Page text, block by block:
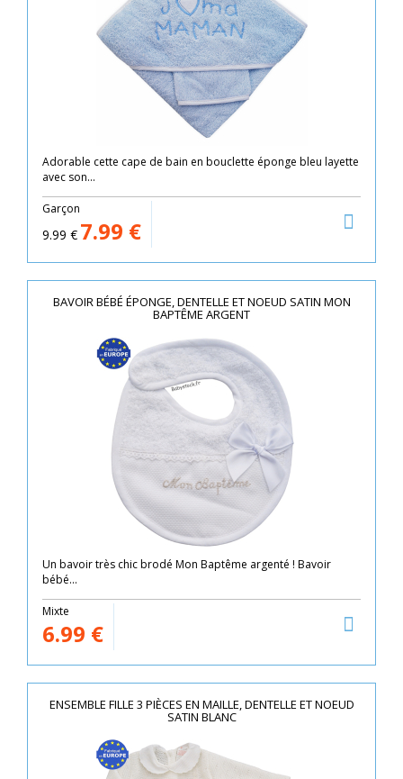
Adorable cette cape de bain en bouclette éponge bleu layette
avec son...
Garçon
9.99 € 7.99 €
BAVOIR BÉBÉ ÉPONGE, DENTELLE ET NOEUD SATIN MON
BAPTÊME ARGENT
Un bavoir très chic brodé Mon Baptême argenté ! Bavoir
bébé...
Mixte
6.99 €
ENSEMBLE FILLE 3 PIÈCES EN MAILLE, DENTELLE ET NOEUD
SATIN BLANC